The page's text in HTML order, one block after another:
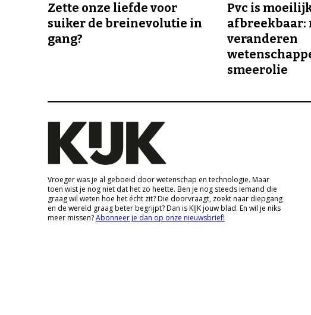
Zette onze liefde voor
suiker de breinevolutie in
gang?
Pvc is
afbreekbaar:
veranderen
smeerolie
Vroeger was je al geboeid door wetenschap en technologie. Maar
toen wist je nog niet dat het zo heette. Ben je nog steeds iemand die
graag wil weten hoe het écht zit? Die doorvraagt, zoekt naar diepgang
en de wereld graag beter begrijpt? Dan is KIJK jouw blad. En wil je niks
meer missen?Abonneer je dan op onze nieuwsbrief!